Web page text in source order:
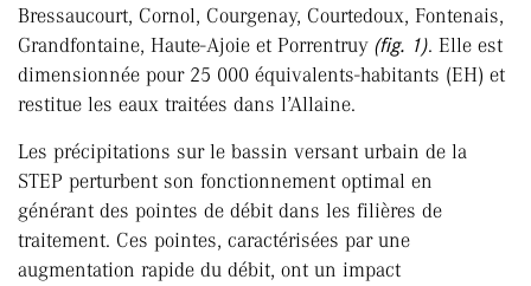
Bressaucourt, Cornol, Courgenay, Courtedoux, Fontenais,
Grandfontaine, Haute-Ajoie et Porrentruy (fig. 1). Elle est
dimensionnée pour 25 000 équivalents-habitants (EH) et
restitue les eaux traitées dans l’Allaine.
Les précipitations sur le bassin versant urbain de la
STEP perturbent son fonctionnement optimal en
générant des pointes de débit dans les filières de
traitement. Ces pointes, caractérisées par une
augmentation rapide du débit, ont un impact